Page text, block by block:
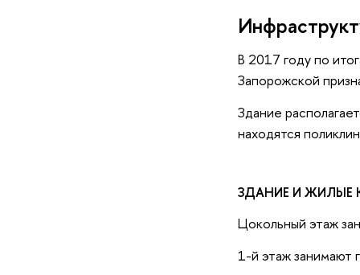
В 2017 году по
Запорожской
Здание
находятся
ЗДАНИЕ И ЖИЛЫЕ
Цокольный этаж
1-й этаж занимают